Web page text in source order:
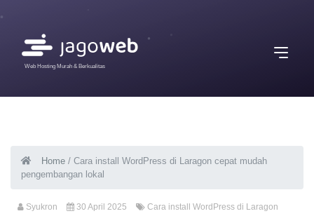
Web Hosting Murah & Berkualitas
Home / Cara install WordPress di Laragon cepat mudah
pengembangan lokal
Syukron 30 April 2025 Cara install WordPress di Laragon